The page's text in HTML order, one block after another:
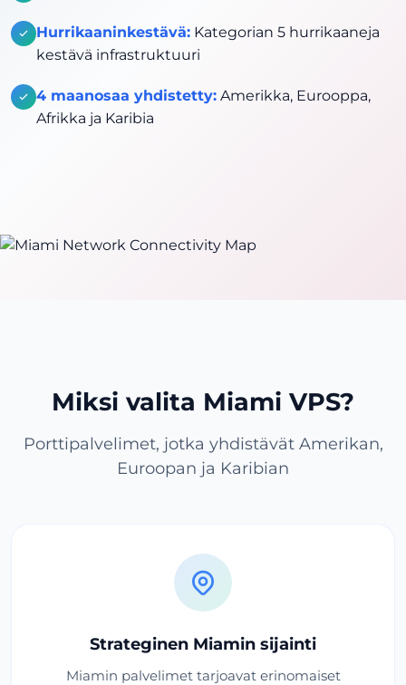
Hurrikaaninkestävä: Kategorian 5 hurrikaaneja
kestävä infrastruktuuri
4 maanosaa yhdistetty: Amerikka, Eurooppa,
Afrikka ja Karibia
Miksi valita Miami VPS?
Porttipalvelimet, jotka yhdistävät Amerikan,
Euroopan ja Karibian
Strateginen Miamin sijainti
Miamin palvelimet tarjoavat erinomaiset